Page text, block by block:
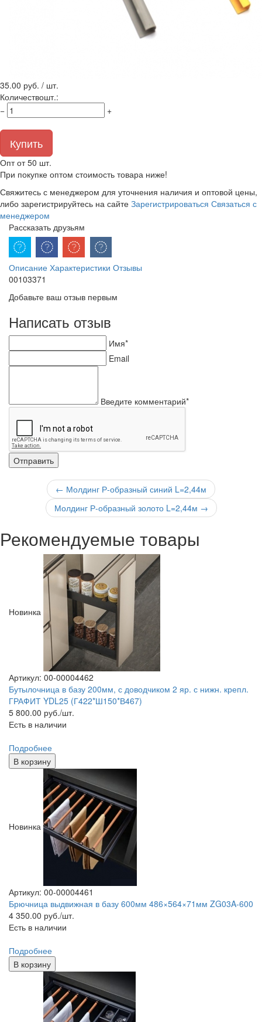
35.00 руб. / шт.
Количествошт.:
−
+
Купить
Опт от 50 шт.
При покупке оптом стоимость товара ниже!
Свяжитесь с менеджером для уточнения наличия и оптовой цены,
либо зарегистрируйтесь на сайте Зарегистрироваться Связаться с
менеджером
Рассказать друзьям
Описание Характеристики Отзывы
00103371
Добавьте ваш отзыв первым
Написать отзыв
Имя*
Email
Введите комментарий*
← Молдинг Р-образный синий L=2,44м
Молдинг Р-образный золото L=2,44м →
Рекомендуемые товары
Новинка
Артикул: 00-00004462
Бутылочница в базу 200мм, с доводчиком 2 яр. с нижн. крепл.
ГРАФИТ YDL25 (Г422*Ш150*В467)
5 800.00 руб./шт.
Есть в наличии
Подробнее
В корзину
Новинка
Артикул: 00-00004461
Брючница выдвижная в базу 600мм 486×564×71мм ZG03A-600
4 350.00 руб./шт.
Есть в наличии
Подробнее
В корзину